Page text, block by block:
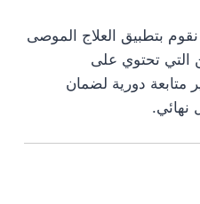
بتطبيق العلاج الموصى
التي تحتوي على
متابعة دورية لضمان
نهائي.